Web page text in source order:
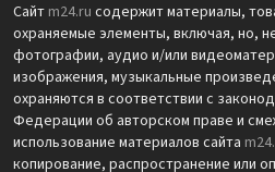
Сайт m24.ru содержит материалы,
охраняемые элементы, включая, но,
фотографии, аудио и/или
изображения, музыкальные
охраняются в соответствии с
Федерации об авторском праве и
использование материалов сайта
копирование, распространение или